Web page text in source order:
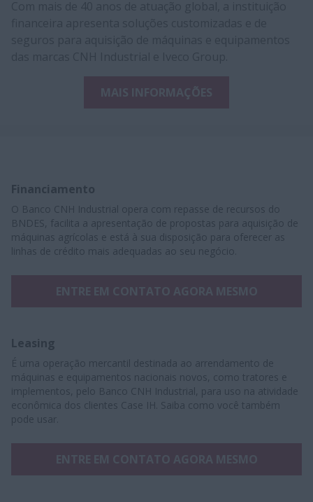
Financiamento
O Banco CNH Industrial opera com repasse de recursos do
BNDES, facilita a apresentação de propostas para aquisição de
máquinas agrícolas e está à sua disposição para oferecer as
linhas de crédito mais adequadas ao seu negócio.
Leasing
É uma operação mercantil destinada ao arrendamento de
máquinas e equipamentos nacionais novos, como tratores e
implementos, pelo Banco CNH Industrial, para uso na atividade
econômica dos clientes Case IH. Saiba como você também
pode usar.